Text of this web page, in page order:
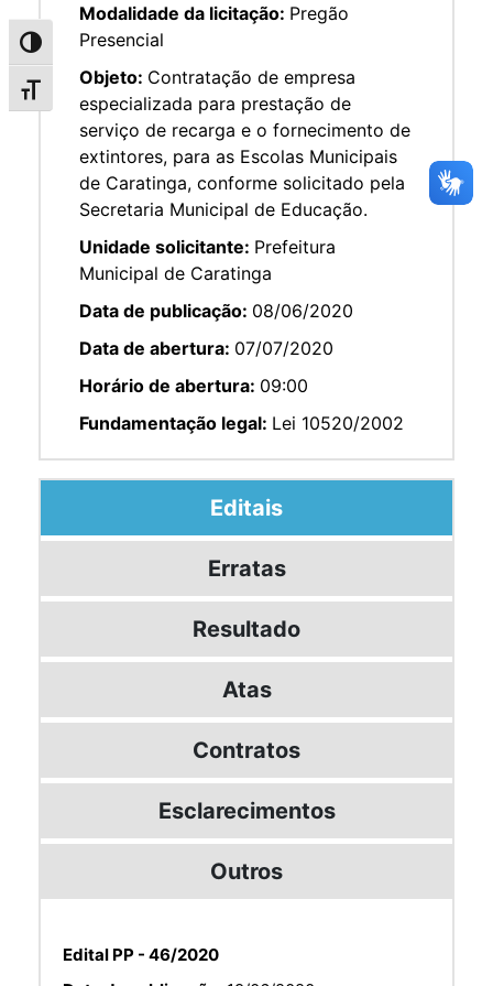
Alternar alto contraste
Alternar tamanho da fonte
Modalidade da licitação: Pregão
Presencial
Objeto: Contratação de empresa
especializada para prestação de
serviço de recarga e o fornecimento de
extintores, para as Escolas Municipais
de Caratinga, conforme solicitado pela
Secretaria Municipal de Educação.
Unidade solicitante: Prefeitura
Municipal de Caratinga
Data de publicação: 08/06/2020
Data de abertura: 07/07/2020
Horário de abertura: 09:00
Fundamentação legal: Lei 10520/2002
Editais
Erratas
Resultado
Atas
Contratos
Esclarecimentos
Outros
Edital PP - 46/2020